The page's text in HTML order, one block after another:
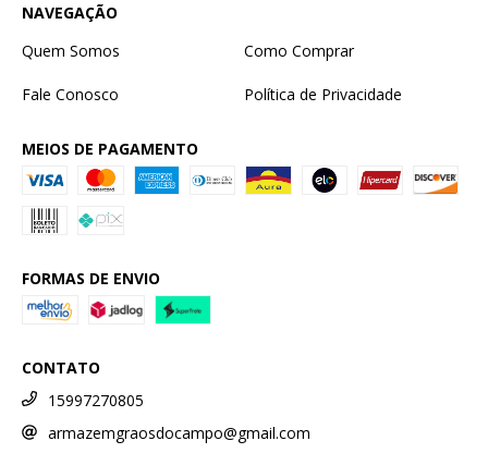
NAVEGAÇÃO
Quem Somos
Como Comprar
Fale Conosco Política de Privacidade
MEIOS DE PAGAMENTO
FORMAS DE ENVIO
CONTATO
15997270805
armazemgraosdocampo@gmail.com